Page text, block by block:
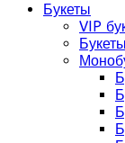
Букеты
VIP